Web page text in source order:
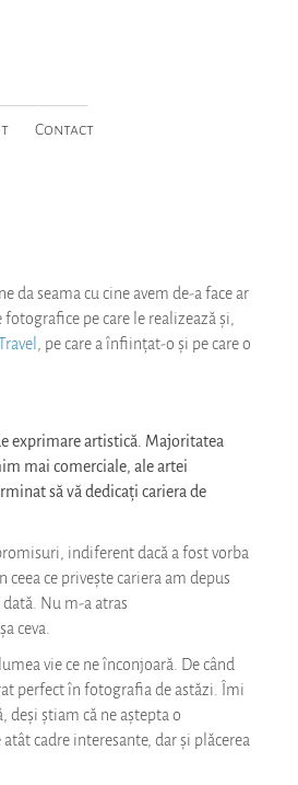
Contact
da seama cu cine avem de-a face ar
pe care le realizează și,
, pe care a înființat-o și pe care o
exprimare artistică. Majoritatea
mai comerciale, ale artei
să vă dedicați cariera de
indiferent dacă a fost vorba
ce privește cariera am depus
Nu m-a atras
ceva.
vie ce ne înconjoară. De când
perfect în fotografia de astăzi. Îmi
știam că ne aștepta o
cadre interesante, dar și plăcerea